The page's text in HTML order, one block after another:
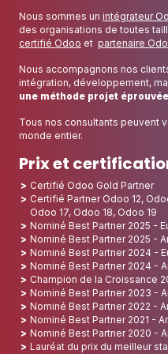
Nous sommes un intégrateur
des organisations de toutes
certifié Odoo et partenaire
Nous accompagnons nos
intégration, développement,
une méthode projet
Tous nos consultants peuvent
monde entier.
Prix et
Certifié Odoo Gold Partner
Certifié Partner Odoo 12,
Odoo 17, Odoo 18, Odoo 19
Nominé Best Partner 2025 -
Nominé Best Partner 2025 -
Nominé Best Partner 2024 -
Nominé Best Partner 2024 -
Champion de la Croissance
Nominé Best Partner 2023 -
Nominé Best Partner 2022 -
Nominé Best Partner 2021 -
Nominé Best Partner 2020 -
Lauréat du prix du meilleur